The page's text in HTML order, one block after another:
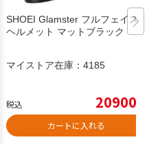
SHOEI Glamster フルフェイス
ヘルメット マットブラック
マイストア在庫： 4185
税込 20900
カートに入れる